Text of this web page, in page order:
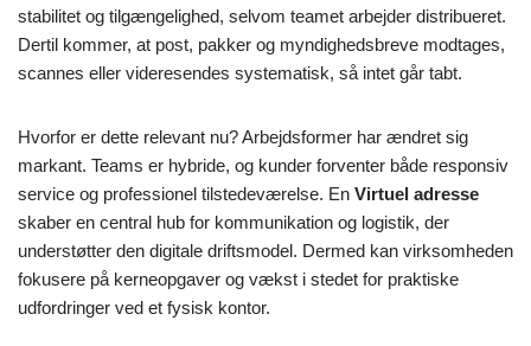
stabilitet og tilgængelighed, selvom teamet arbejder distribueret.
Dertil kommer, at post, pakker og myndighedsbreve modtages,
scannes eller videresendes systematisk, så intet går tabt.
Hvorfor er dette relevant nu? Arbejdsformer har ændret sig
markant. Teams er hybride, og kunder forventer både responsiv
service og professionel tilstedeværelse. En Virtuel adresse
skaber en central hub for kommunikation og logistik, der
understøtter den digitale driftsmodel. Dermed kan virksomheden
fokusere på kerneopgaver og vækst i stedet for praktiske
udfordringer ved et fysisk kontor.